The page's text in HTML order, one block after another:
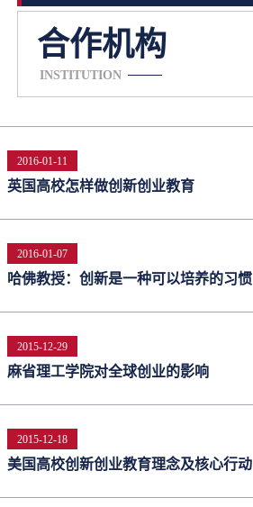
合作机构
INSTITUTION
2016-01-11
英国高校怎样做创新创业教育
2016-01-07
哈佛教授：创新是一种可以培养的习惯
2015-12-29
麻省理工学院对全球创业的影响
2015-12-18
美国高校创新创业教育理念及核心行动